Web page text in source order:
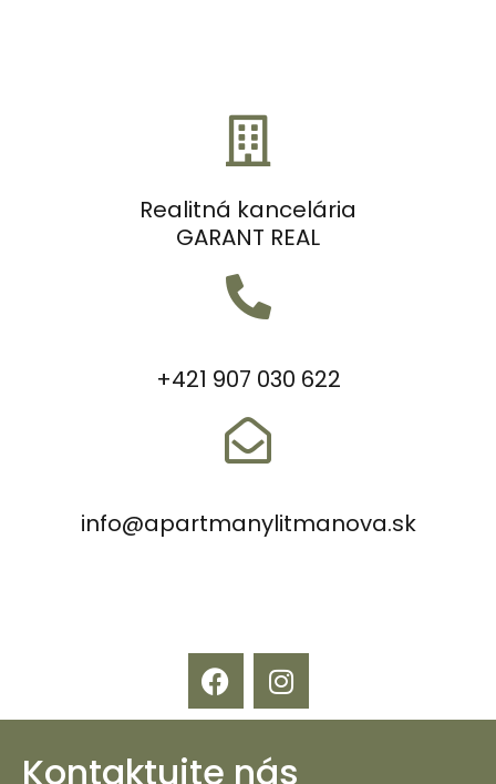
Realitná kancelária
GARANT REAL
+421 907 030 622
info@apartmanylitmanova.sk
Kontaktujte nás